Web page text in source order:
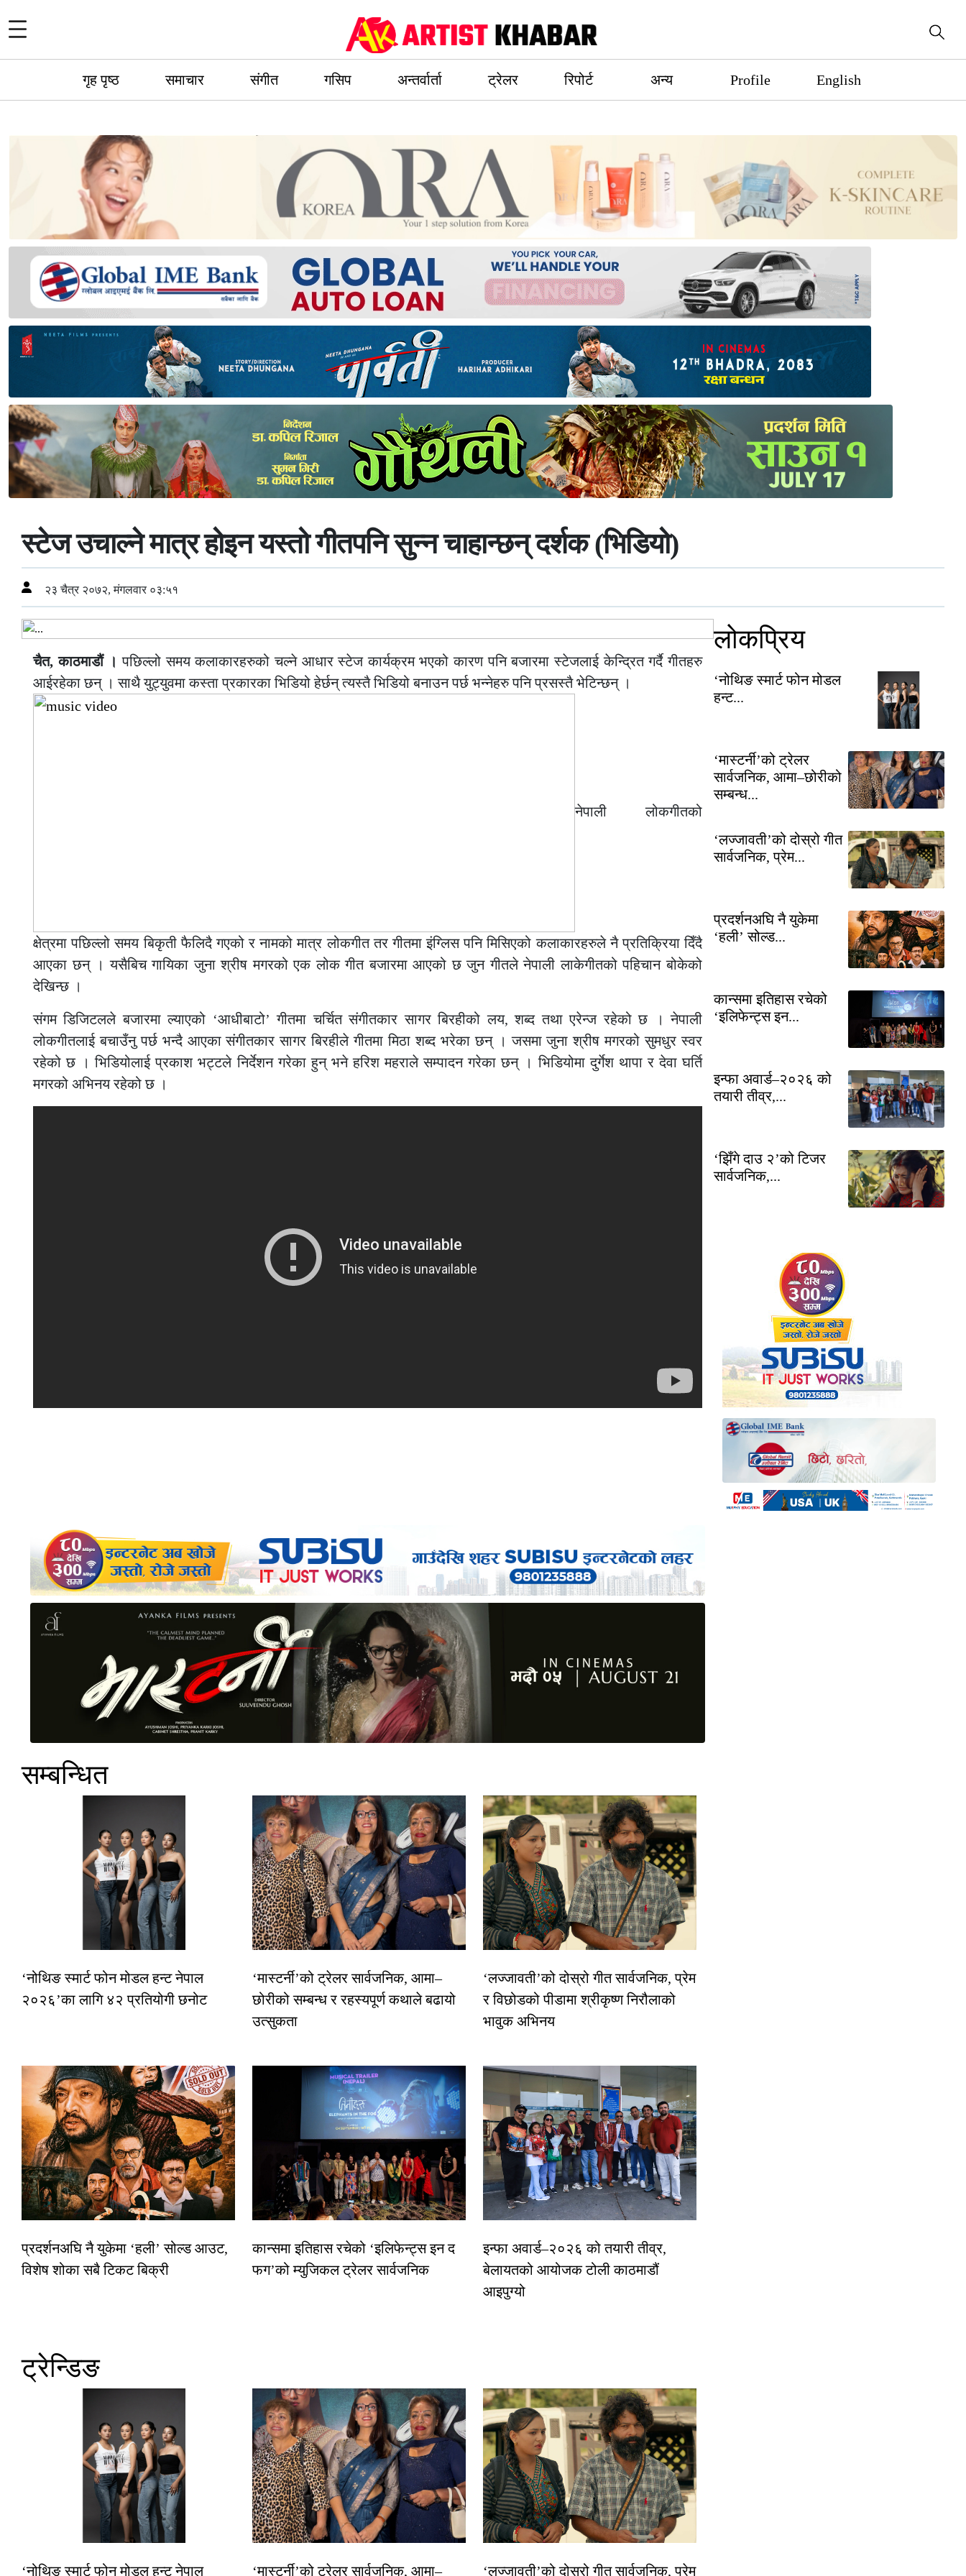
गृह पृष्ठ समाचार संगीत गसिप अन्तर्वार्ता ट्रेलर रिपोर्ट अन्य Profile English
स्टेज उचाल्ने मात्र होइन यस्तो गीतपनि सुन्न चाहान्छन् दर्शक (भिडियो)
२३ चैत्र २०७२, मंगलवार ०३:५१
चैत, काठमाडौं । पछिल्लो समय कलाकारहरुको चल्ने आधार स्टेज कार्यक्रम भएको कारण पनि बजारमा स्टेजलाई केन्द्रित गर्दै गीतहरु
आईरहेका छन् । साथै युट्युवमा कस्ता प्रकारका भिडियो हेर्छन् त्यस्तै भिडियो बनाउन पर्छ भन्नेहरु पनि प्रसस्तै भेटिन्छन् ।
नेपाली लोकगीतको
क्षेत्रमा पछिल्लो समय बिकृती फैलिदै गएको र नामको मात्र लोकगीत तर गीतमा इंग्लिस पनि मिसिएको कलाकारहरुले नै प्रतिक्रिया दिँदै
आएका छन् । यसैबिच गायिका जुना श्रीष मगरको एक लोक गीत बजारमा आएको छ जुन गीतले नेपाली लाकेगीतको पहिचान बोकेको
देखिन्छ ।
संगम डिजिटलले बजारमा ल्याएको ‘आधीबाटो’ गीतमा चर्चित संगीतकार सागर बिरहीको लय, शब्द तथा एरेन्ज रहेको छ । नेपाली
लोकगीतलाई बचाउँनु पर्छ भन्दै आएका संगीतकार सागर बिरहीले गीतमा मिठा शब्द भरेका छन् । जसमा जुना श्रीष मगरको सुमधुर स्वर
रहेको छ । भिडियोलाई प्रकाश भट्टले निर्देशन गरेका हुन् भने हरिश महराले सम्पादन गरेका छन् । भिडियोमा दुर्गेश थापा र देवा घर्ति
मगरको अभिनय रहेको छ ।
सम्बन्धित
‘नोथिङ स्मार्ट फोन मोडल हन्ट नेपाल
२०२६’का लागि ४२ प्रतियोगी छनोट
‘मास्टर्नी’को ट्रेलर सार्वजनिक, आमा–
छोरीको सम्बन्ध र रहस्यपूर्ण कथाले बढायो
उत्सुकता
‘लज्जावती’को दोस्रो गीत सार्वजनिक, प्रेम
र विछोडको पीडामा श्रीकृष्ण निरौलाको
भावुक अभिनय
प्रदर्शनअघि नै युकेमा ‘हली’ सोल्ड आउट,
विशेष शोका सबै टिकट बिक्री
कान्समा इतिहास रचेको ‘इलिफेन्ट्स इन द
फग’को म्युजिकल ट्रेलर सार्वजनिक
इन्फा अवार्ड–२०२६ को तयारी तीव्र,
बेलायतको आयोजक टोली काठमाडौं
आइपुग्यो
ट्रेन्डिङ
‘नोथिङ स्मार्ट फोन मोडल हन्ट नेपाल ‘मास्टर्नी’को ट्रेलर सार्वजनिक, आमा– ‘लज्जावती’को दोस्रो गीत सार्वजनिक, प्रेम
लोकप्रिय
‘नोथिङ स्मार्ट फोन मोडल
हन्ट...
‘मास्टर्नी’को ट्रेलर
सार्वजनिक, आमा–छोरीको
सम्बन्ध...
‘लज्जावती’को दोस्रो गीत
सार्वजनिक, प्रेम...
प्रदर्शनअघि नै युकेमा
‘हली’ सोल्ड...
कान्समा इतिहास रचेको
‘इलिफेन्ट्स इन...
इन्फा अवार्ड–२०२६ को
तयारी तीव्र,...
‘झिँगे दाउ २’को टिजर
सार्वजनिक,...